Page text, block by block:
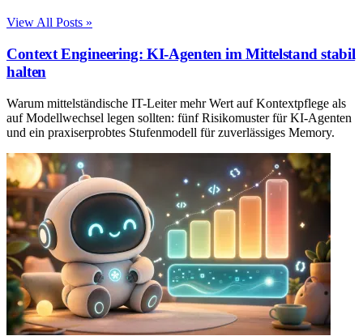
View All Posts »
Context Engineering: KI-Agenten im Mittelstand stabil
halten
Warum mittelständische IT-Leiter mehr Wert auf Kontextpflege als
auf Modellwechsel legen sollten: fünf Risikomuster für KI-Agenten
und ein praxiserprobtes Stufenmodell für zuverlässiges Memory.